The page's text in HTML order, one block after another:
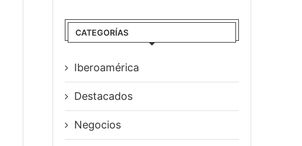
CATEGORÍAS
Iberoamérica
Destacados
Negocios